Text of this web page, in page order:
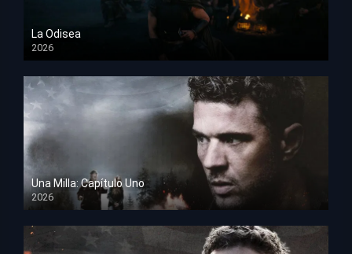
La Odisea
2026
TS Screener
Una Milla: Capítulo Uno
2026
HD 1080p